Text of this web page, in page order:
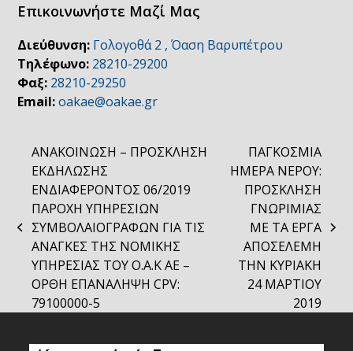
Επικοινωνήστε Μαζί Μας
Διεύθυνση: Γολογοθά 2 , Όαση Βαρυπέτρου
Τηλέφωνο: 28210-29200
Φαξ: 28210-29250
Email: oakae@oakae.gr
previous
post:
ΑΝΑΚΟΙΝΩΣΗ – ΠΡΟΣΚΛΗΣΗ
ΕΚΔΗΛΩΣΗΣ
ΕΝΔΙΑΦΕΡΟΝΤΟΣ 06/2019
ΠΑΡΟΧΗ ΥΠΗΡΕΣΙΩΝ
ΣΥΜΒΟΛΑΙΟΓΡΑΦΩΝ ΓΙΑ ΤΙΣ
ΑΝΑΓΚΕΣ ΤΗΣ ΝΟΜΙΚΗΣ
ΥΠΗΡΕΣΙΑΣ ΤΟΥ Ο.Α.Κ AE –
ΟΡΘΗ ΕΠΑΝΑΛΗΨΗ CPV:
79100000-5
next
post:
ΠΑΓΚΟΣΜΙΑ
ΗΜΕΡΑ ΝΕΡΟΥ:
ΠΡΟΣΚΛΗΣΗ
ΓΝΩΡΙΜΙΑΣ
ΜΕ ΤΑ ΕΡΓΑ
ΑΠΟΣΕΛΕΜΗ
ΤΗΝ ΚΥΡΙΑΚΗ
24 ΜΑΡΤΙΟΥ
2019